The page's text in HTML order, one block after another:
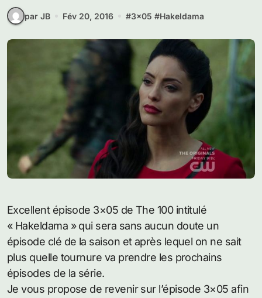
par JB Fév 20, 2016 #3x05 #Hakeldama
Excellent épisode 3×05 de The 100 intitulé
« Hakeldama » qui sera sans aucun doute un
épisode clé de la saison et après lequel on ne sait
plus quelle tournure va prendre les prochains
épisodes de la série.
Je vous propose de revenir sur l’épisode 3×05 afin